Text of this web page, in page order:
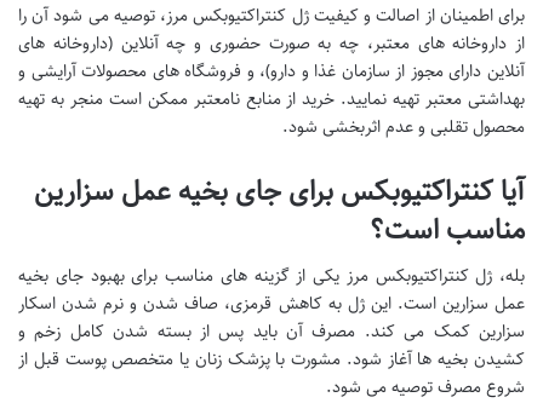
برای اطمینان از اصالت و کیفیت ژل کنتراکتیوبکس مرز، توصیه می شود آن را
از داروخانه های معتبر، چه به صورت حضوری و چه آنلاین (داروخانه های
آنلاین دارای مجوز از سازمان غذا و دارو)، و فروشگاه های محصولات آرایشی و
بهداشتی معتبر تهیه نمایید. خرید از منابع نامعتبر ممکن است منجر به تهیه
محصول تقلبی و عدم اثربخشی شود.
آیا کنتراکتیوبکس برای جای بخیه عمل سزارین
مناسب است؟
بله، ژل کنتراکتیوبکس مرز یکی از گزینه های مناسب برای بهبود جای بخیه
عمل سزارین است. این ژل به کاهش قرمزی، صاف شدن و نرم شدن اسکار
سزارین کمک می کند. مصرف آن باید پس از بسته شدن کامل زخم و
کشیدن بخیه ها آغاز شود. مشورت با پزشک زنان یا متخصص پوست قبل از
شروع مصرف توصیه می شود.